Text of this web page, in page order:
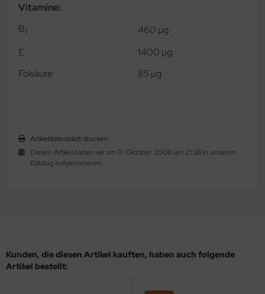
Vitamine:
B1
460 µg
E
1400 µg
Folsäure
85 µg
Artikeldatenblatt drucken
Diesen Artikel haben wir am 9. Oktober 2008 um 21:36 in unseren
Katalog aufgenommen.
Kunden, die diesen Artikel kauften, haben auch folgende
Artikel bestellt: